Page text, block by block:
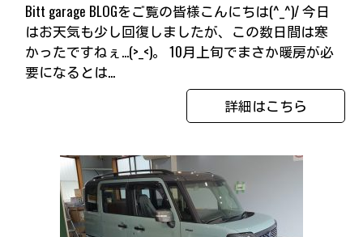
Bitt garage BLOGをご覧の皆様こんにちは(^_^)/ 今日
はお天気も少し回復しましたが、この数日間は寒
かったですねぇ...(>_<)。 10月上旬でまさか暖房が必
要になるとは...
詳細はこちら